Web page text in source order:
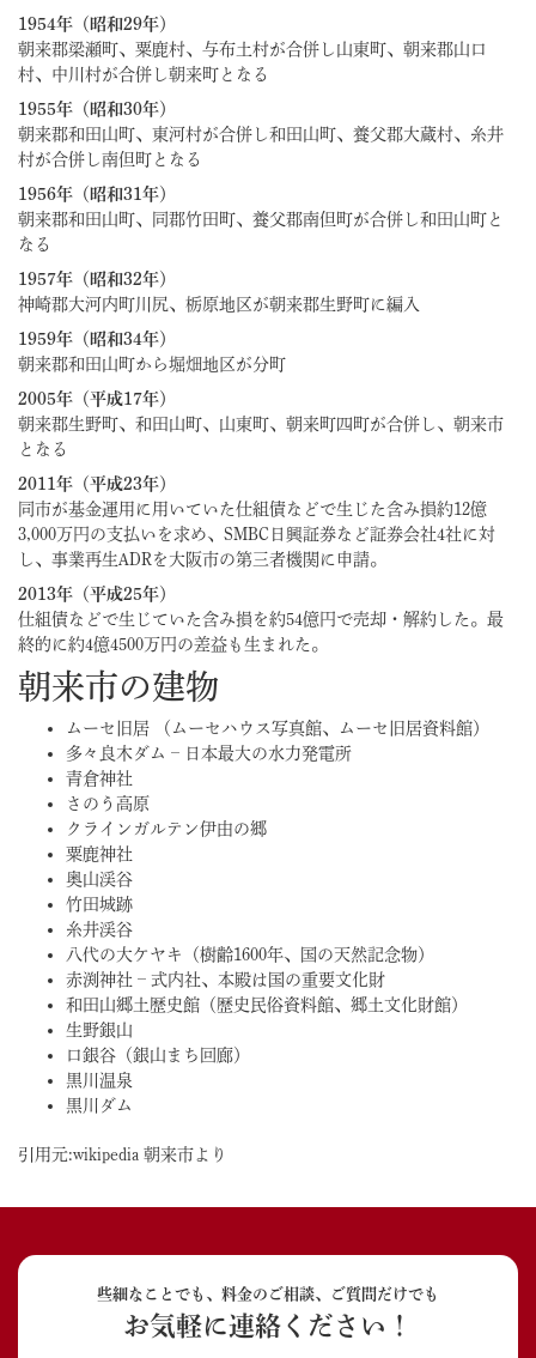
1954年（昭和29年）
朝来郡梁瀬町、粟鹿村、与布土村が合併し山東町、朝来郡山口
村、中川村が合併し朝来町となる
1955年（昭和30年）
朝来郡和田山町、東河村が合併し和田山町、養父郡大蔵村、糸井
村が合併し南但町となる
1956年（昭和31年）
朝来郡和田山町、同郡竹田町、養父郡南但町が合併し和田山町と
なる
1957年（昭和32年）
神崎郡大河内町川尻、栃原地区が朝来郡生野町に編入
1959年（昭和34年）
朝来郡和田山町から堀畑地区が分町
2005年（平成17年）
朝来郡生野町、和田山町、山東町、朝来町四町が合併し、朝来市
となる
2011年（平成23年）
同市が基金運用に用いていた仕組債などで生じた含み損約12億
3,000万円の支払いを求め、SMBC日興証券など証券会社4社に対
し、事業再生ADRを大阪市の第三者機関に申請。
2013年（平成25年）
仕組債などで生じていた含み損を約54億円で売却・解約した。最
終的に約4億4500万円の差益も生まれた。
朝来市の建物
ムーセ旧居 （ムーセハウス写真館、ムーセ旧居資料館）
多々良木ダム – 日本最大の水力発電所
青倉神社
さのう高原
クラインガルテン伊由の郷
粟鹿神社
奥山渓谷
竹田城跡
糸井渓谷
八代の大ケヤキ（樹齢1600年、国の天然記念物）
赤渕神社 – 式内社、本殿は国の重要文化財
和田山郷土歴史館（歴史民俗資料館、郷土文化財館）
生野銀山
口銀谷（銀山まち回廊）
黒川温泉
黒川ダム
引用元:wikipedia 朝来市より
些細なことでも、料金のご相談、ご質問だけでも
お気軽に連絡ください！